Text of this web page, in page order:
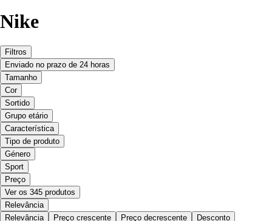
Nike
Filtros
Enviado no prazo de 24 horas
Tamanho
Cor
Sortido
Grupo etário
Característica
Tipo de produto
Género
Sport
Preço
Ver os 345 produtos
Relevância
Relevância
Preço crescente Preço decrescente Desconto